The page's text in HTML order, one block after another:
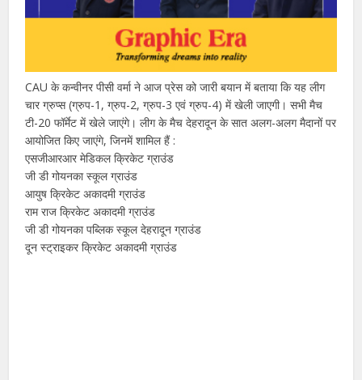
CAU के कन्वीनर पीसी वर्मा ने आज प्रेस को जारी बयान में बताया कि यह लीग
चार ग्रुप्स (ग्रुप-1, ग्रुप-2, ग्रुप-3 एवं ग्रुप-4) में खेली जाएगी। सभी मैच
टी-20 फॉर्मेट में खेले जाएंगे। लीग के मैच देहरादून के सात अलग-अलग मैदानों पर
आयोजित किए जाएंगे, जिनमें शामिल हैं :
एसजीआरआर मेडिकल क्रिकेट ग्राउंड
जी डी गोयनका स्कूल ग्राउंड
आयुष क्रिकेट अकादमी ग्राउंड
राम राज क्रिकेट अकादमी ग्राउंड
जी डी गोयनका पब्लिक स्कूल देहरादून ग्राउंड
दून स्ट्राइकर क्रिकेट अकादमी ग्राउंड